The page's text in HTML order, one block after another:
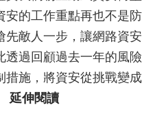
安的工作重點再也不是防
先敵人一步，讓網路資安
透過回顧過去一年的風險
措施，將資安從挑戰變成
延伸閱讀